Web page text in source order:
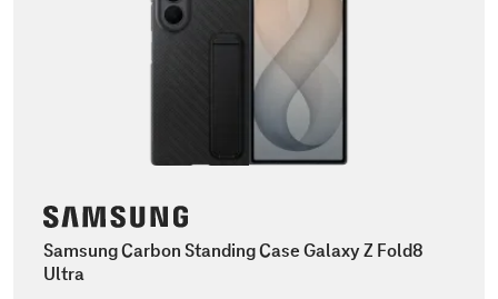
Samsung Carbon Standing Case Galaxy Z Fold8
Ultra